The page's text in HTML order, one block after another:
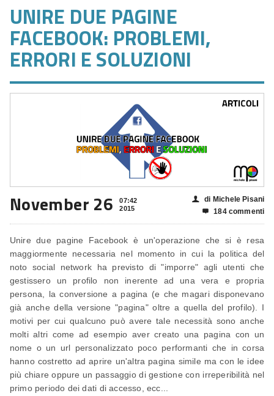
UNIRE DUE PAGINE
FACEBOOK: PROBLEMI,
ERRORI E SOLUZIONI
November 26
07:42
2015
👤 di Michele Pisani
 184 commenti
Unire due pagine Facebook è un'operazione che si è resa
maggiormente necessaria nel momento in cui la politica del
noto social network ha previsto di "imporre" agli utenti che
gestissero un profilo non inerente ad una vera e propria
persona, la conversione a pagina (e che magari disponevano
già anche della versione "pagina" oltre a quella del profilo). I
motivi per cui qualcuno può avere tale necessità sono anche
molti altri come ad esempio aver creato una pagina con un
nome o un url personalizzato poco performanti che in corsa
hanno costretto ad aprire un'altra pagina simile ma con le idee
più chiare oppure un passaggio di gestione con irreperibilità nel
primo periodo dei dati di accesso, ecc...